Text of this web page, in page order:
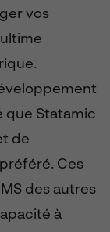
vos
que Statamic
de
Ces
des autres
à